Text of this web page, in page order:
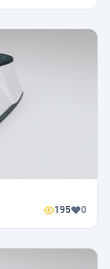
195 0